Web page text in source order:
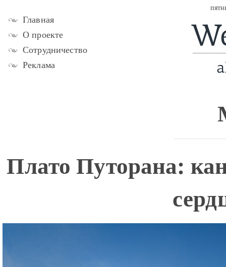
Главная
О проекте
Сотрудничество
Реклама
Плато Путорана: